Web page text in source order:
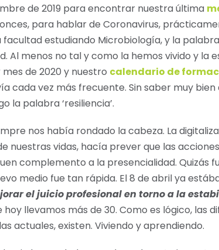
de 2019 para encontrar nuestra última
para hablar de Coronavirus,
estudiando Microbiología, y la palabra
menos no tal y como la hemos vivido y la
de 2020 y nuestro calendario de
cada vez más frecuente. Sin saber muy
la palabra ‘resiliencia’.
nos había rondado la cabeza. La
nuestras vidas, hacía prever que las
complemento a la presencialidad. Quizás
medio fue tan rápida. El 8 de abril ya
el juicio profesional en torno a la
hoy llevamos más de 30. Como es lógico, las
actuales, existen. Viviendo y aprendiendo.